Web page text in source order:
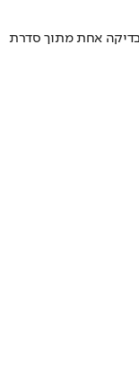
בדיקה אחת מתוך סדרת